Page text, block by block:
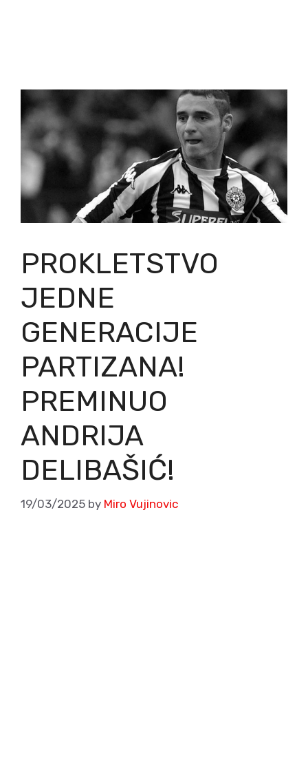
PROKLETSTVO
JEDNE
GENERACIJE
PARTIZANA!
PREMINUO
ANDRIJA
DELIBAŠIĆ!
19/03/2025 by Miro Vujinovic